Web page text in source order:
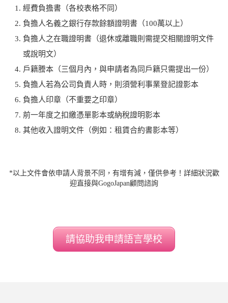
經費負擔書（各校表格不同）
負擔人名義之銀行存款餘額證明書（100萬以上）
負擔人之在職證明書（退休或離職則需提交相關證明文件
或說明文）
戶籍謄本（三個月內，與申請者為同戶籍只需提出一份）
負擔人若為公司負責人時，則須營利事業登記證影本
負擔人印章（不重要之印章）
前一年度之扣繳憑單影本或納稅證明影本
其他收入證明文件（例如：租賃合約書影本等）
*以上文件會依申請人背景不同，有增有減，僅供參考！詳細狀況歡
迎直接與GogoJapan顧問諮詢
請協助我申請語言學校